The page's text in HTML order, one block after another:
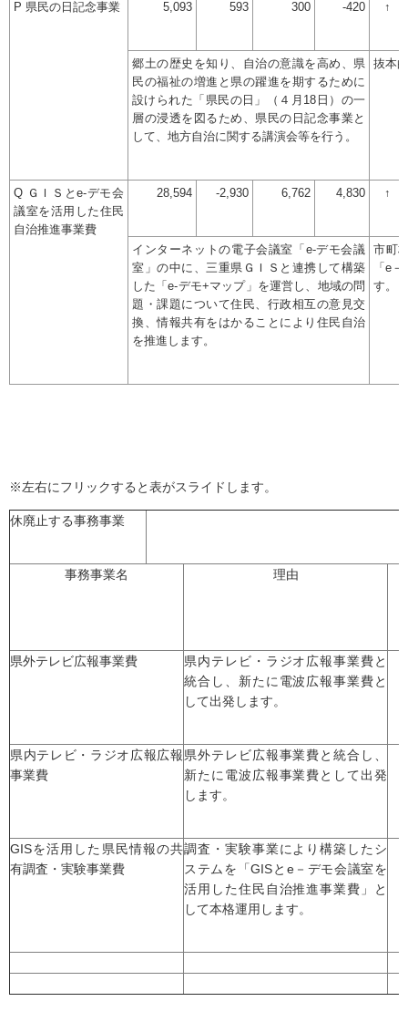
P 県民の日記念事業 5,093 593 300 -420 ↑
郷土の歴史を知り、自治の意識を高め、県
民の福祉の増進と県の躍進を期するために
設けられた「県民の日」（４月18日）の一
層の浸透を図るため、県民の日記念事業と
して、地方自治に関する講演会等を行う。
抜本
Q ＧＩＳとe-デモ会
議室を活用した住民
自治推進事業費
28,594 -2,930 6,762 4,830 ↑
インターネットの電子会議室「e-デモ会議
室」の中に、三重県ＧＩＳと連携して構築
した「e-デモ+マップ」を運営し、地域の問
題・課題について住民、行政相互の意見交
換、情報共有をはかることにより住民自治
を推進します。
市町
「e
す。
※左右にフリックすると表がスライドします。
休廃止する事務事業
事務事業名 理由
県外テレビ広報事業費
県内テレビ・ラジオ広報事業費と
統合し、新たに電波広報事業費と
して出発します。
県内テレビ・ラジオ広報広報
事業費
県外テレビ広報事業費と統合し、
新たに電波広報事業費として出発
します。
GISを活用した県民情報の共
有調査・実験事業費
調査・実験事業により構築したシ
ステムを「GISとe－デモ会議室を
活用した住民自治推進事業費」と
して本格運用します。